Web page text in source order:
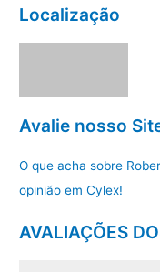
Localização
Avalie nosso
O que acha sobre
opinião em Cylex!
AVALIAÇÕES